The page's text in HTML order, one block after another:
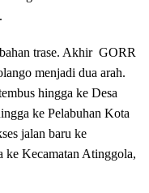
trase. Akhir GORR
menjadi dua arah.
hingga ke Desa
ke Pelabuhan Kota
jalan baru ke
ke Kecamatan Atinggola,